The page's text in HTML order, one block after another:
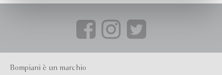
Bompiani è un marchio